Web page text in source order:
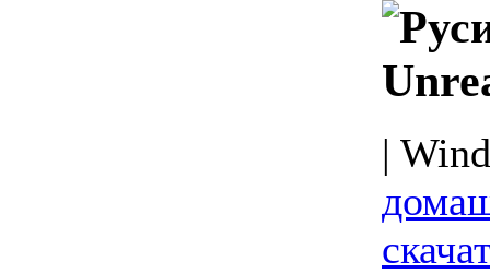
|